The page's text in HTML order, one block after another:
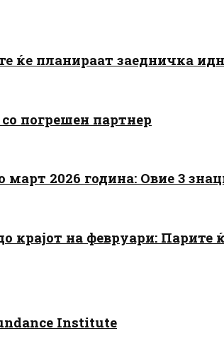
ќе планираат заедничка
погрешен партнер
2026 година: Овие 3
крајот на февруари:
Institute